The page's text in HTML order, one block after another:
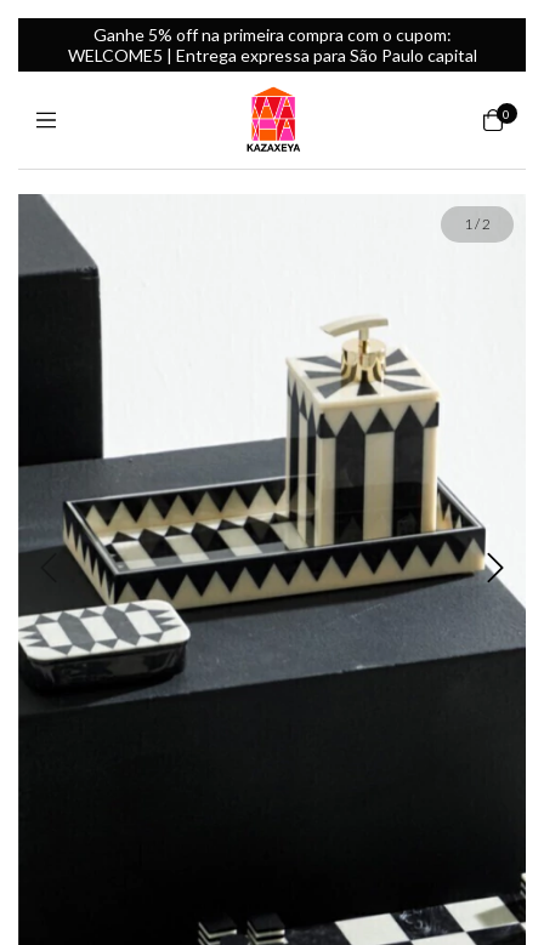
Ganhe 5% off na primeira compra com o cupom:
WELCOME5 | Entrega expressa para São Paulo capital
0
1/2